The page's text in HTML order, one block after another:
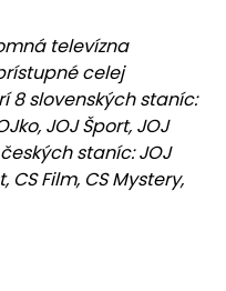
televízna
celej
8 slovenských staníc:
JOJ Šport, JOJ
staníc: JOJ
CS Film, CS Mystery,